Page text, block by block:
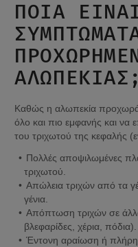
ΠΟΙΑ
ΑΛΩΠΕΚΊΑΣ;
Καθώς η αλωπεκία
όλο και πιο εμφανής και να
του τριχωτού της κεφαλής
Πολλές αποψιλωμένες
τριχωτού.
Απώλεια τριχών από τα
γένια.
Απόπτωση τριχών σε
βλεφαρίδες, χέρια, πόδια).
Έντονη αραίωση ή